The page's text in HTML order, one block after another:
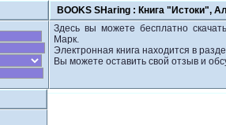
BOOKS SHaring : Книга "Истоки",
Здесь вы можете бесплатно
Марк.
Электронная книга находится в
Вы можете оставить свой отзыв и